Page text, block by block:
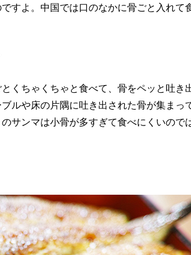
すよ。中国では口のなかに骨ごと入れて
くちゃくちゃと食べて、骨をペッと吐き
ルや床の片隅に吐き出された骨が集まっ
サンマは小骨が多すぎて食べにくいので